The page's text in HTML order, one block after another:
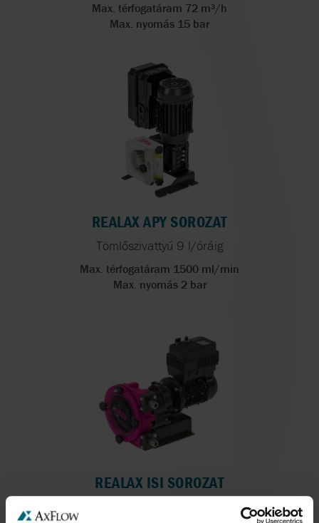
Max. térfogatáram 72 m³/h
Max. nyomás 15 bar
REALAX APY SOROZAT
Tömlőszivattyú 9 l/óráig
Max. térfogatáram 1500 ml/min
Max. nyomás 2 bar
REALAX ISI SOROZAT
Tömlőszivattyúk 1,5 m3 / óra kapacitásig